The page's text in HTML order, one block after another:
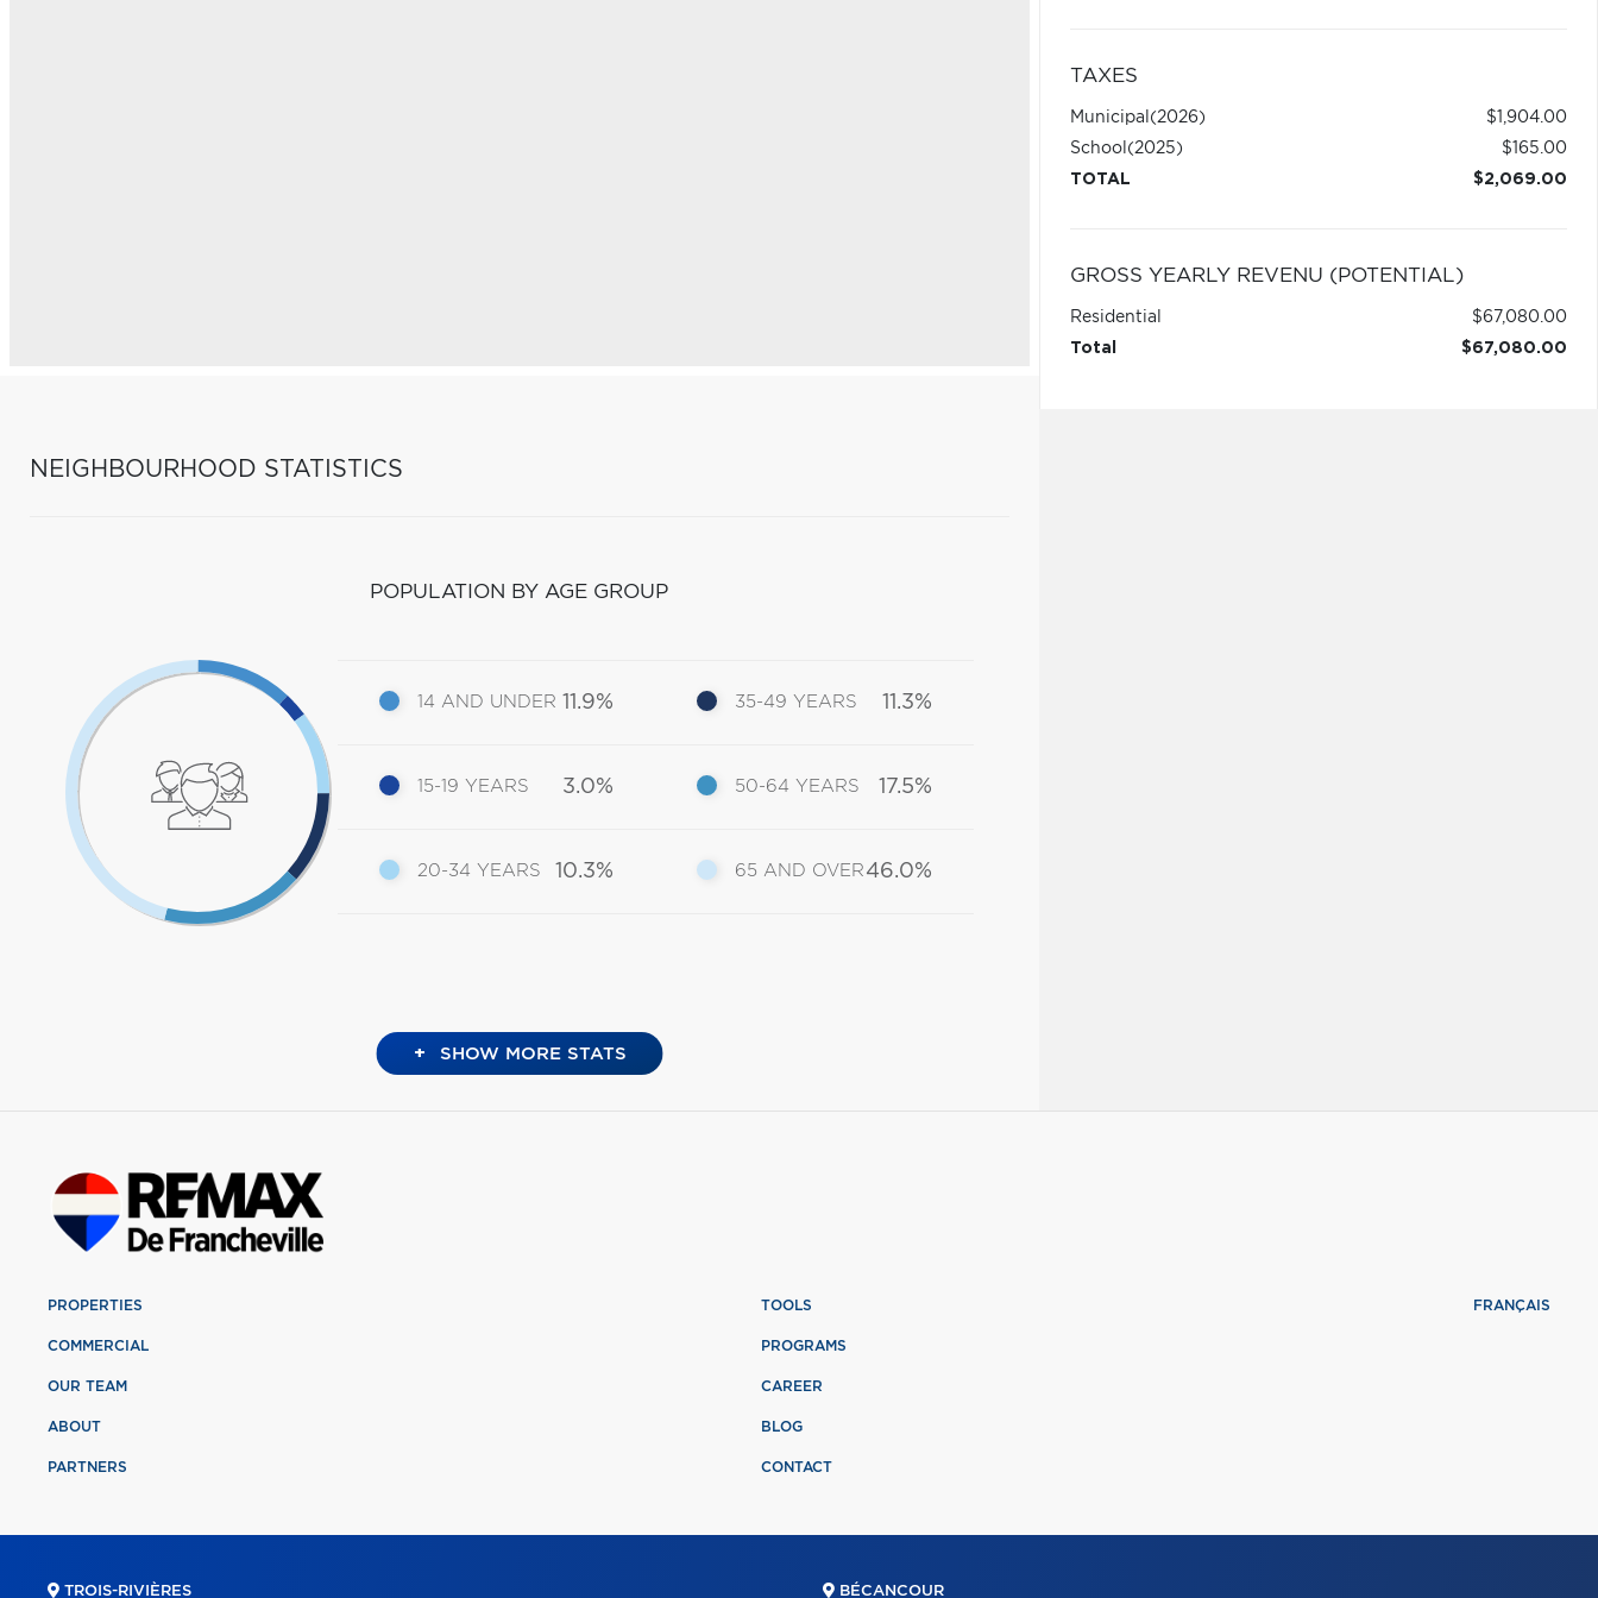
NEIGHBOURHOOD STATISTICS
POPULATION BY AGE GROUP
14 AND UNDER 11.9%
15-19 YEARS 3.0%
20-34 YEARS 10.3%
35-49 YEARS 11.3%
50-64 YEARS 17.5%
65 AND OVER 46.0%
+ SHOW MORE STATS
TAXES
Municipal (2026)
$1,904.00
School (2025)
$165.00
TOTAL
$2,069.00
GROSS YEARLY REVENU (POTENTIAL)
Residential
$67,080.00
Total
$67,080.00
PROPERTIES
COMMERCIAL
OUR TEAM
ABOUT
PARTNERS
TOOLS
PROGRAMS
CAREER
BLOG
CONTACT
FRANÇAIS
TROIS-RIVIÈRES BÉCANCOUR